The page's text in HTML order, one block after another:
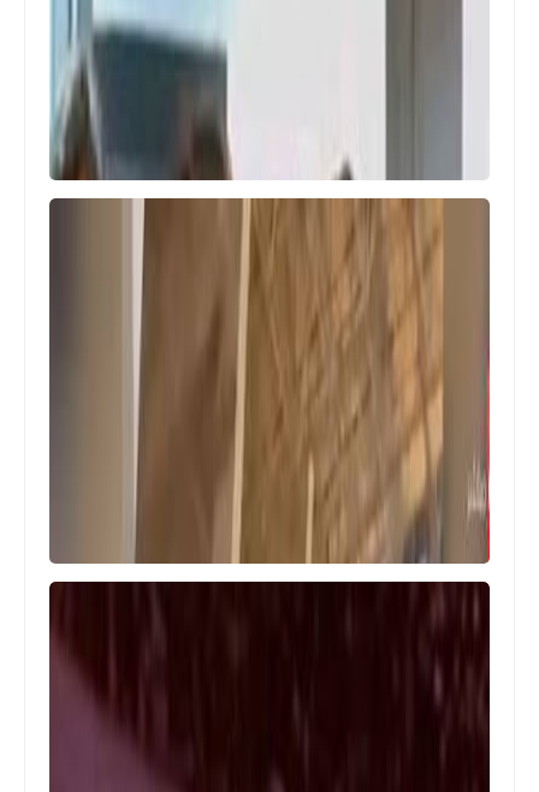
تعليق قوى من ميدو على طرد الشيبى :
هو رايح مخصوص عشان يضرب الشحات
Egypt
تحت انظار رئيس بيراميدز .. مروان حمدى
يسب جماهير الاهلى بألفاظ خارجة بعد